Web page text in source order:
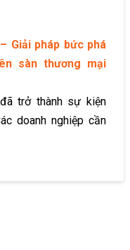
Giải pháp bức phá
sàn thương mại
trở thành sự kiện
doanh nghiệp cần